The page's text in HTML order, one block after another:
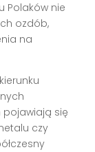
Polaków nie
ozdób,
na
pojawiają się
czy